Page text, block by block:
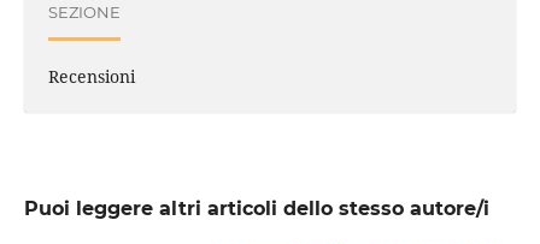
SEZIONE
Recensioni
Puoi leggere altri articoli dello stesso autore/i